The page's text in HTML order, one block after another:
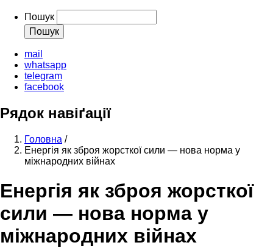
Пошук
mail
whatsapp
telegram
facebook
Рядок навіґації
Головна /
Енергія як зброя жорсткої сили — нова норма у
міжнародних війнах
Енергія як зброя жорсткої
сили — нова норма у
міжнародних війнах